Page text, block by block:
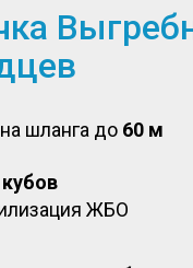
шланга до 60 м
кубов
ЖБО